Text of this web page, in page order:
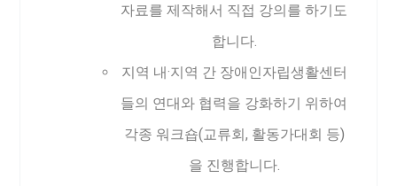
자료를 제작해서 직접 강의를 하기도
합니다.
지역 내·지역 간 장애인자립생활센터
들의 연대와 협력을 강화하기 위하여
각종 워크숍(교류회, 활동가대회 등)
을 진행합니다.